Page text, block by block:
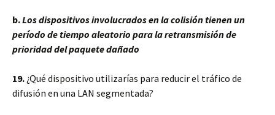
b.Los dispositivos involucrados en la colisión tienen un
período de tiempo aleatorio para la retransmisión de
prioridad del paquete dañado
19. ¿Qué dispositivo utilizarías para reducir el tráfico de
difusión en una LAN segmentada?